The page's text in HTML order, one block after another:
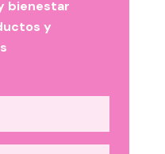
bienestar
y